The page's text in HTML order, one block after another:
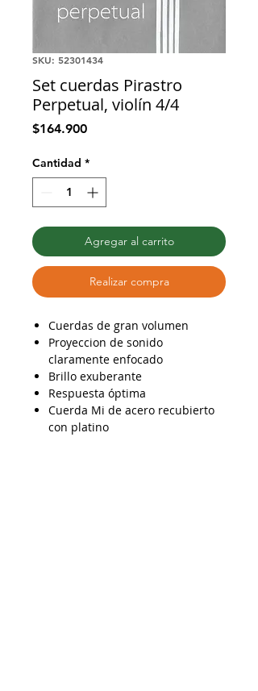
SKU: 52301434
Set cuerdas Pirastro
Perpetual, violín 4/4
$164.900Precio
Cantidad *
Agregar al carrito
Realizar compra
Cuerdas de gran volumen
Proyeccion de sonido
claramente enfocado
Brillo exuberante
Respuesta óptima
Cuerda Mi de acero recubierto
con platino